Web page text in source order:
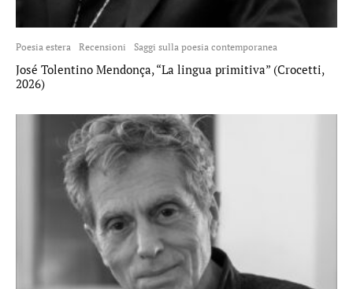
Poesia estera Recensioni Saggi sulla poesia contemporanea
José Tolentino Mendonça, “La lingua primitiva” (Crocetti,
2026)